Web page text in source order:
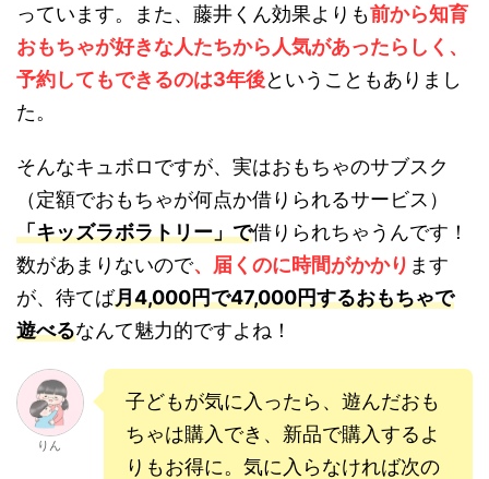
っています。また、藤井くん効果よりも前から知育
おもちゃが好きな人たちから人気があったらしく、
予約してもできるのは3年後ということもありまし
た。
そんなキュボロですが、実はおもちゃのサブスク
（定額でおもちゃが何点か借りられるサービス）
「キッズラボラトリー」で借りられちゃうんです！
数があまりないので、届くのに時間がかかり ます
が、待てば月4,000円で47,000円するおもちゃで
遊べるなんて魅力的ですよね！
りん
子どもが気に入ったら、遊んだおも
ちゃは購入でき、新品で購入するよ
りもお得に。気に入らなければ次の